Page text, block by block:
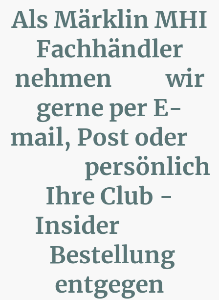
Als Märklin MHI
Fachhändler
nehmen wir
gerne per E-
mail, Post oder
persönlich
Ihre Club -
Insider
Bestellung
entgegen